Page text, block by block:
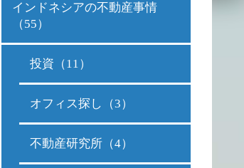
インドネシアの不動産事情
（55）
投資（11）
オフィス探し（3）
不動産研究所（4）